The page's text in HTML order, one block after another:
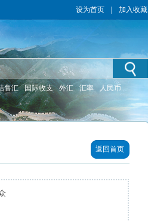
设为首页 加入收藏
售汇 国际收支 外汇 汇率 人民币
返回首页